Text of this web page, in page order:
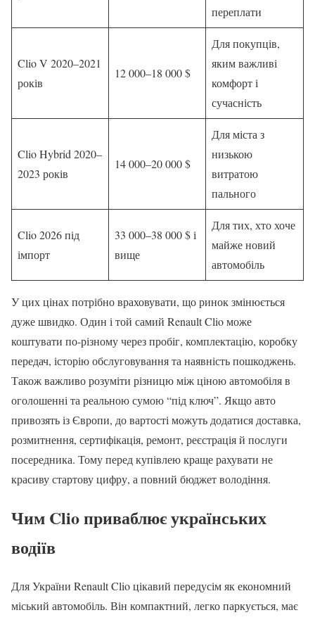
переплати
Clio V 2020–2021
років
12 000–18 000 $
Для покупців,
яким важливі
комфорт і
сучасність
Clio Hybrid 2020–
2023 років
14 000–20 000 $
Для міста з
низькою
витратою
пального
Clio 2026 під
імпорт
33 000–38 000 $ і
вище
Для тих, хто хоче
майже новий
автомобіль
У цих цінах потрібно враховувати, що ринок змінюється
дуже швидко. Один і той самий Renault Clio може
коштувати по-різному через пробіг, комплектацію, коробку
передач, історію обслуговування та наявність пошкоджень.
Також важливо розуміти різницю між ціною автомобіля в
оголошенні та реальною сумою “під ключ”. Якщо авто
привозять із Європи, до вартості можуть додатися доставка,
розмитнення, сертифікація, ремонт, реєстрація й послуги
посередника. Тому перед купівлею краще рахувати не
красиву стартову цифру, а повний бюджет володіння.
Чим Clio приваблює українських
водіїв
Для України Renault Clio цікавий передусім як економний
міський автомобіль. Він компактний, легко паркується, має